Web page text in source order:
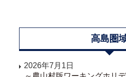
高島圏
2026年7月1日